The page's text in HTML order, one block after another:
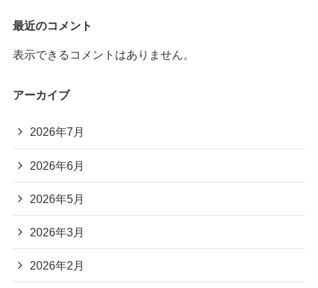
最近のコメント
表示できるコメントはありません。
アーカイブ
2026年7月
2026年6月
2026年5月
2026年3月
2026年2月